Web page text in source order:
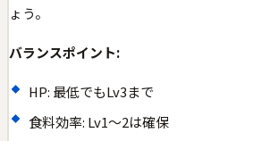
ょう。
バランスポイント:
HP: 最低でもLv3まで
食料効率: Lv1〜2は確保